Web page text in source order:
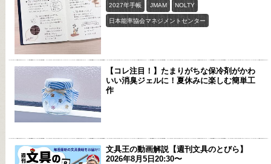
2027年手帳 JMAM NOLTY
日本能率協会マネジメントセンター
【コレ注目！】たまりがちな保冷剤がかわ
いい消臭ジェルに！夏休みに楽しむ簡単工
作
文具王の動画解説【週刊文具のとびら】
2026年8月5日20:30〜